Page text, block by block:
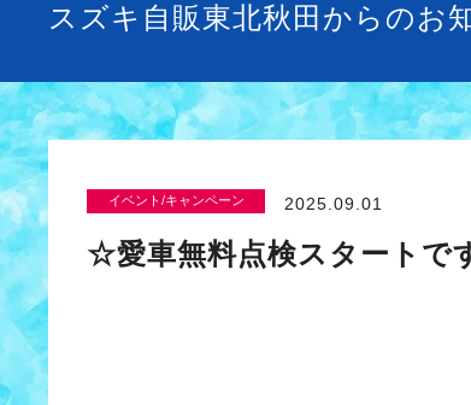
スズキ自販東北秋田からのお
イベント/キャンペーン 2025.09.01
☆愛車無料点検スタートで